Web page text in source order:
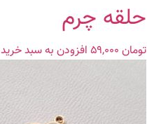
حلقه چرم
تومان افزودن به سبد خرید